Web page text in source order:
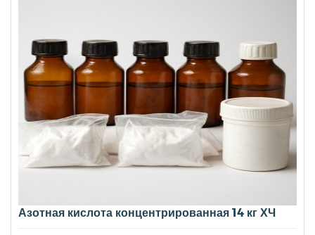
Азотная кислота концентрированная 14 кг ХЧ